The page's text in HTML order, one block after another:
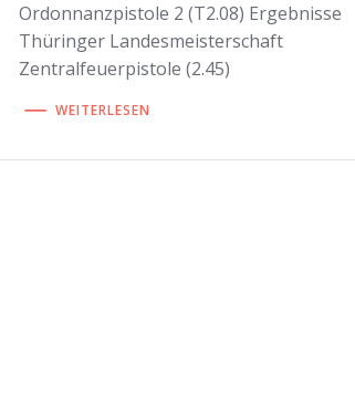
Ordonnanzpistole 2 (T2.08) Ergebnisse
Thüringer Landesmeisterschaft
Zentralfeuerpistole (2.45)
WEITERLESEN